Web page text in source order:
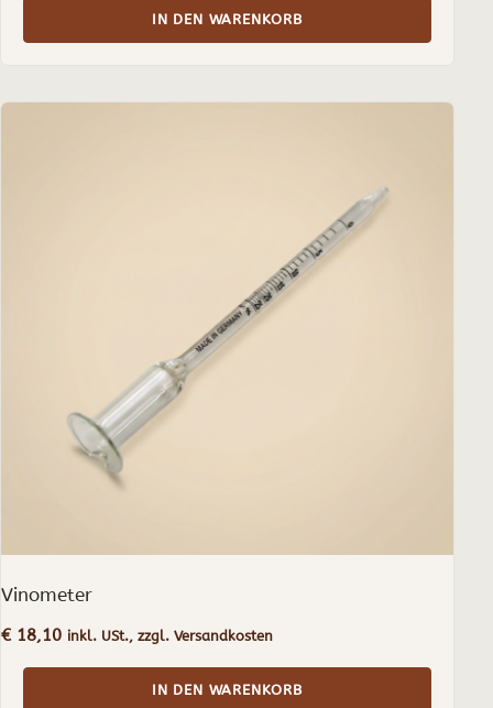
IN DEN WARENKORB
Vinometer
€18,10 inkl. USt., zzgl. Versandkosten
IN DEN WARENKORB